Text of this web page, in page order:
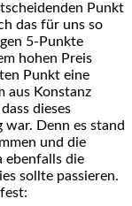
Punkt
das für uns so
5-Punkte
hohen Preis
Punkt eine
aus Konstanz
dieses
war. Denn es stand
und die
ebenfalls die
sollte passieren.